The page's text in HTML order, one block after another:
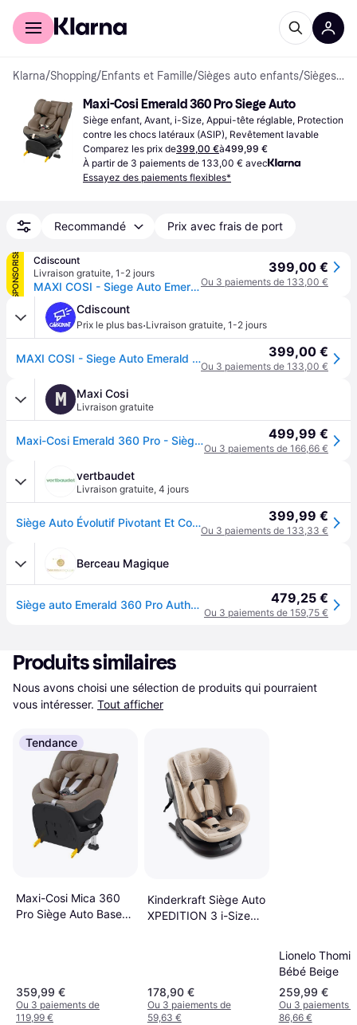
Acheter avec Klarna
Klarna/Shopping/Enfants et Famille/Sièges auto enfants/ Sièges enfants
Maxi-Cosi Emerald 360 Pro Siege Auto
Siège enfant, Avant, i-Size, Appui-tête réglable, Protection
contre les chocs latéraux (ASIP), Revêtement lavable
Comparez les prix de399,00 €à499,99 €
À partir de 3 paiements de 133,00 € avec
Essayez des paiements flexibles*
Recommandé Prix avec frais de port
SPONSORISÉ
Cdiscount
Livraison gratuite, 1-2 jours
MAXI COSI - Siege Auto Emerald 360 Pro 40-150cm Authentic Truffle - Marron
399,00 €
Ou 3 paiements de 133,00 €
Cdiscount
Prix le plus bas·Livraison gratuite, 1-2 jours
MAXI COSI - Siege Auto Emerald 360 Pro 40-150cm Authentic Truffle - Marron 399,00 €
Ou 3 paiements de 133,00 €
M Maxi Cosi
Livraison gratuite
Maxi-Cosi Emerald 360 Pro - Siège auto - Authentic Truffle 499,99 €
Ou 3 paiements de 166,66 €
vertbaudet
Livraison gratuite, 4 jours
Siège Auto Évolutif Pivotant Et Coulissant Emerald 360 Pro Authentic Truffle 399,99 €
Ou 3 paiements de 133,33 €
Berceau Magique
Siège auto Emerald 360 Pro Authentic Truffle (groupe 0-1-2-3) 479,25 €
Ou 3 paiements de 159,75 €
Produits similaires
Nous avons choisi une sélection de produits qui pourraient
vous intéresser. Tout afficher
Tendance
Maxi-Cosi Mica 360
Pro Siège Auto Base
359,99 €
Ou 3 paiements de
119,99 €
Kinderkraft Siège Auto
XPEDITION 3 i-Size
178,90 €
Ou 3 paiements de
59,63 €
Lionelo Thomi
Bébé Beige
259,99 €
Ou 3 paiements
86,66 €